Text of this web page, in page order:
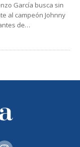
García busca sin
al campeón Johnny
de…